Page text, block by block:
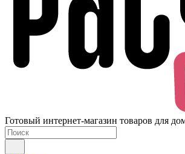
Готовый интернет-магазин товаров для